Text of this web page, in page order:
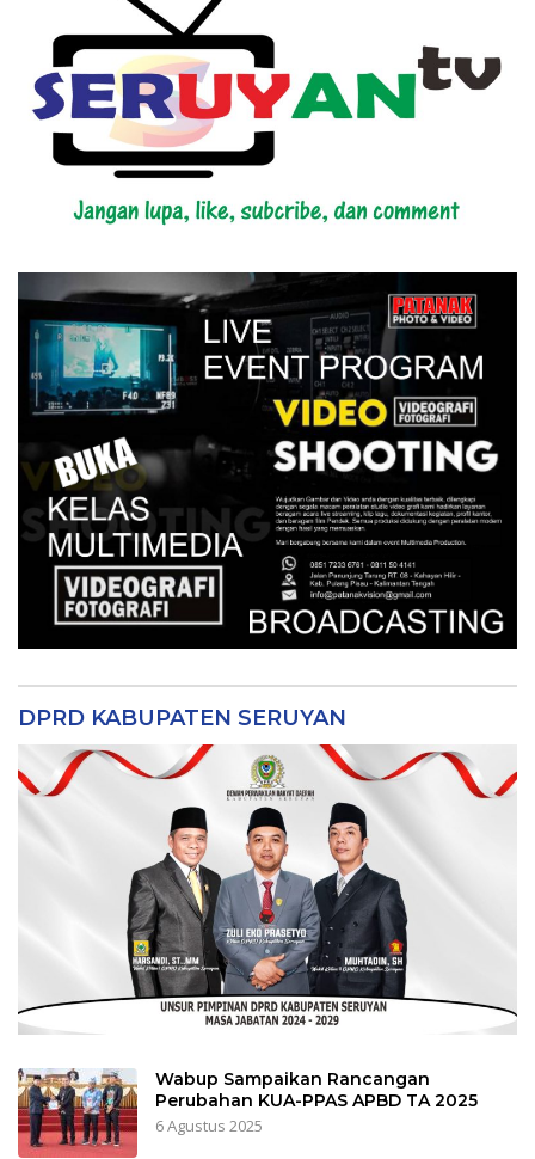
DPRD KABUPATEN SERUYAN
Wabup Sampaikan Rancangan
Perubahan KUA-PPAS APBD TA 2025
6 Agustus 2025